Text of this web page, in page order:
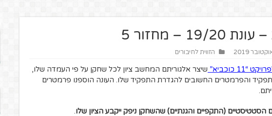
הזווית לחיבורים
פרויקט “11 כוכביא ” שיצר אלגוריתם המחשב ציון לכל שחקן על פי העמדה שלו,
והפרמטרים החשובים להגדרת התפקיד שלו. העונה הוספנו פרמטרים
הסטטיסטיים (התקפיים והגנתיים) שהשחקן ניפק ייקבע הציון שלו.